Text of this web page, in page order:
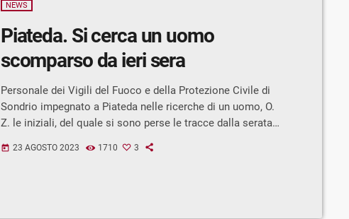
NEWS
Piateda. Si cerca un uomo
scomparso da ieri sera
Personale dei Vigili del Fuoco e della Protezione Civile di
Sondrio impegnato a Piateda nelle ricerche di un uomo, O.
Z. le iniziali, del quale si sono perse le tracce dalla serata
VVF ed una centrale operativa della Protezione Civile: per
today 23 AGOSTO 2023 1710 3